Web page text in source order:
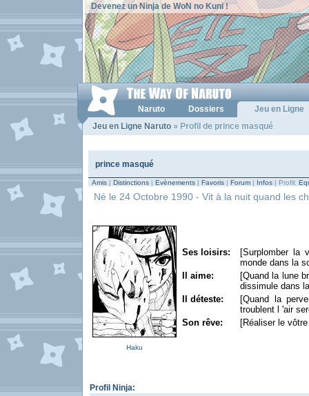
Devenez un Ninja de WoN no Kuni !
Naruto Dossiers
Jeu en Ligne
Jeu en Ligne Naruto » Profil de prince masqué
prince masqué
Amis | Distinctions | Evènements | Favoris | Forum | Infos | Profil:
Né le 24 Octobre 1990 - Vit à la nuit quand les
Haku
Ses loisirs:
[Surplomber la
monde dans la
Il aime:
[Quand la lune
dissimule dans
Il déteste:
[Quand la
troublent l 'air
Son rêve:
[Réaliser le
Profil Ninja: